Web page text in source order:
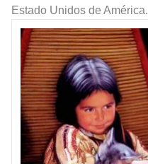
Estado Unidos de América.